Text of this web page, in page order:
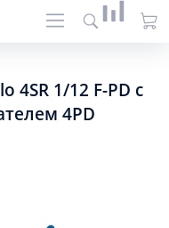
4SR 1/12 F-PD с
4PD